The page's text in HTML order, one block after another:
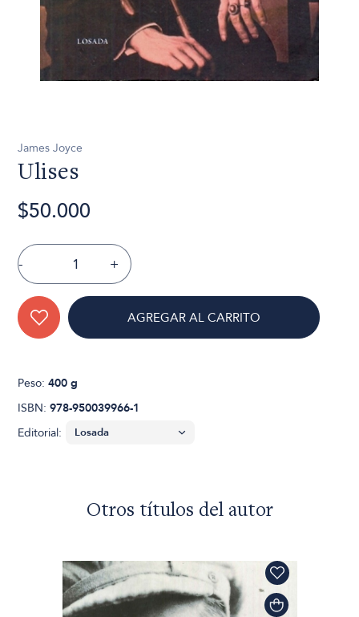
James Joyce
Ulises
$50.000
- +
AGREGAR AL CARRITO
Peso:400 g
ISBN:978-950039966-1
Editorial:
Otros títulos del autor